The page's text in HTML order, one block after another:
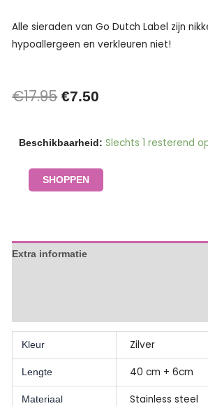
Alle sieraden van Go Dutch Label zijn
hypoallergeen en verkleuren niet!
€17.95 Oorspronkelijke
was:
€17.95.
€7.50
is:
€7.50.
Beschikbaarheid: Slechts 1 resterend
Ketting
schakel
zilver
Dutch
SHOPPEN
Extra informatie
Kleur Zilver
Lengte 40 cm + 6cm
Materiaal Stainless steel